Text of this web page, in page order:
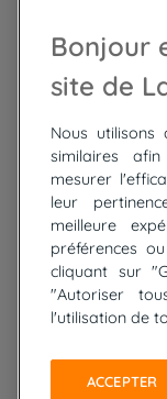
Trek Mauritanie
Top
circuits
Tour du lac de
Cyclades : Amorgos et
Randonnée aux
De Collioure à
Découverte des trésors
Rando Réunion en
Trek sur Tenerife
Bonjour
site de
Nous utilisons
similaires
mesurer
leur
meilleure
préférences
cliquant sur
"Autoriser
l'utilisation de
ACCEPTER